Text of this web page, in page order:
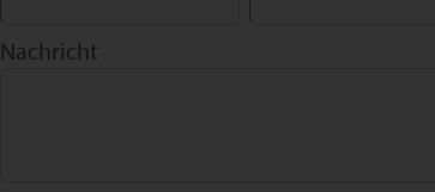
Nachricht